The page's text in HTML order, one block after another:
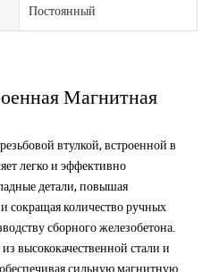
Постоянный
Магнитная
втулкой, встроенной в
легко и эффективно
детали, повышая
сокращая количество ручных
сборного железобетона.
высококачественной стали и